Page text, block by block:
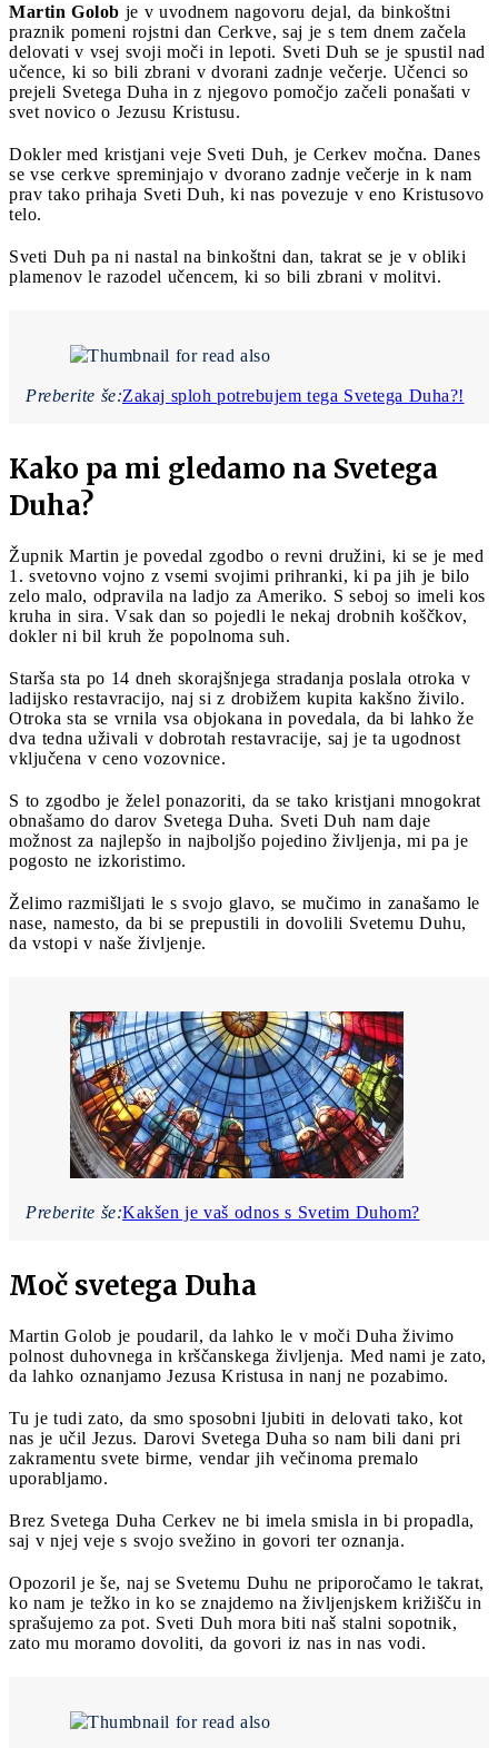
Martin Golob je v uvodnem nagovoru dejal, da binkoštni
praznik pomeni rojstni dan Cerkve, saj je s tem dnem začela
delovati v vsej svoji moči in lepoti. Sveti Duh se je spustil nad
učence, ki so bili zbrani v dvorani zadnje večerje. Učenci so
prejeli Svetega Duha in z njegovo pomočjo začeli ponašati v
svet novico o Jezusu Kristusu.
Dokler med kristjani veje Sveti Duh, je Cerkev močna. Danes
se vse cerkve spreminjajo v dvorano zadnje večerje in k nam
prav tako prihaja Sveti Duh, ki nas povezuje v eno Kristusovo
telo.
Sveti Duh pa ni nastal na binkoštni dan, takrat se je v obliki
plamenov le razodel učencem, ki so bili zbrani v molitvi.
Preberite še:Zakaj sploh potrebujem tega Svetega Duha?!
Kako pa mi gledamo na Svetega
Duha?
Župnik Martin je povedal zgodbo o revni družini, ki se je med
1. svetovno vojno z vsemi svojimi prihranki, ki pa jih je bilo
zelo malo, odpravila na ladjo za Ameriko. S seboj so imeli kos
kruha in sira. Vsak dan so pojedli le nekaj drobnih koščkov,
dokler ni bil kruh že popolnoma suh.
Starša sta po 14 dneh skorajšnjega stradanja poslala otroka v
ladijsko restavracijo, naj si z drobižem kupita kakšno živilo.
Otroka sta se vrnila vsa objokana in povedala, da bi lahko že
dva tedna uživali v dobrotah restavracije, saj je ta ugodnost
vključena v ceno vozovnice.
S to zgodbo je želel ponazoriti, da se tako kristjani mnogokrat
obnašamo do darov Svetega Duha. Sveti Duh nam daje
možnost za najlepšo in najboljšo pojedino življenja, mi pa je
pogosto ne izkoristimo.
Želimo razmišljati le s svojo glavo, se mučimo in zanašamo le
nase, namesto, da bi se prepustili in dovolili Svetemu Duhu,
da vstopi v naše življenje.
Preberite še:Kakšen je vaš odnos s Svetim Duhom?
Moč svetega Duha
Martin Golob je poudaril, da lahko le v moči Duha živimo
polnost duhovnega in krščanskega življenja. Med nami je zato,
da lahko oznanjamo Jezusa Kristusa in nanj ne pozabimo.
Tu je tudi zato, da smo sposobni ljubiti in delovati tako, kot
nas je učil Jezus. Darovi Svetega Duha so nam bili dani pri
zakramentu svete birme, vendar jih večinoma premalo
uporabljamo.
Brez Svetega Duha Cerkev ne bi imela smisla in bi propadla,
saj v njej veje s svojo svežino in govori ter oznanja.
Opozoril je še, naj se Svetemu Duhu ne priporočamo le takrat,
ko nam je težko in ko se znajdemo na življenjskem križišču in
sprašujemo za pot. Sveti Duh mora biti naš stalni sopotnik,
zato mu moramo dovoliti, da govori iz nas in nas vodi.